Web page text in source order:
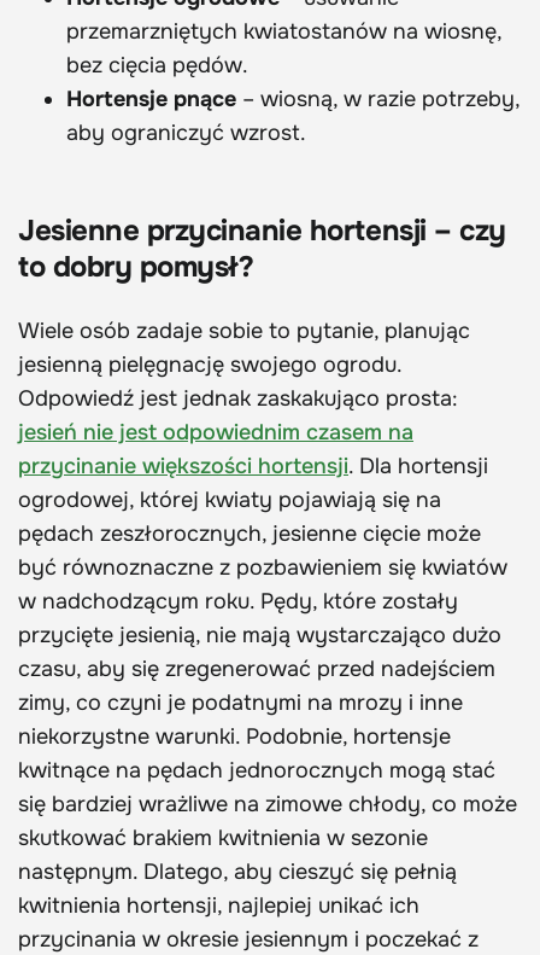
przemarzniętych kwiatostanów na wiosnę,
bez cięcia pędów.
Hortensje pnące – wiosną, w razie potrzeby,
aby ograniczyć wzrost.
Jesienne przycinanie hortensji – czy
to dobry pomysł?
Wiele osób zadaje sobie to pytanie, planując
jesienną pielęgnację swojego ogrodu.
Odpowiedź jest jednak zaskakująco prosta:
jesień nie jest odpowiednim czasem na
przycinanie większości hortensji. Dla hortensji
ogrodowej, której kwiaty pojawiają się na
pędach zeszłorocznych, jesienne cięcie może
być równoznaczne z pozbawieniem się kwiatów
w nadchodzącym roku. Pędy, które zostały
przycięte jesienią, nie mają wystarczająco dużo
czasu, aby się zregenerować przed nadejściem
zimy, co czyni je podatnymi na mrozy i inne
niekorzystne warunki. Podobnie, hortensje
kwitnące na pędach jednorocznych mogą stać
się bardziej wrażliwe na zimowe chłody, co może
skutkować brakiem kwitnienia w sezonie
następnym. Dlatego, aby cieszyć się pełnią
kwitnienia hortensji, najlepiej unikać ich
przycinania w okresie jesiennym i poczekać z